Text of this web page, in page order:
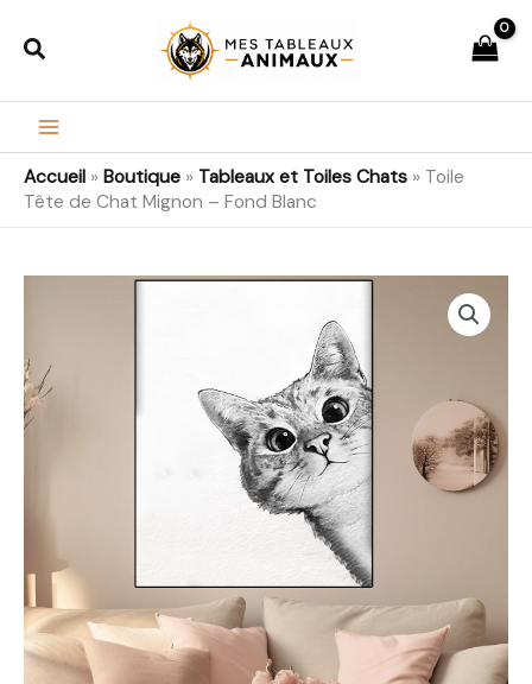
Rechercher
Accueil » Boutique » Tableaux et Toiles Chats » Toile
Tête de Chat Mignon – Fond Blanc
prix :
21,99€
à
53,99€
Toile
Tête
de
Fond
Blanc